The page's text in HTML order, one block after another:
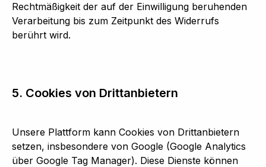
Rechtmäßigkeit der auf der Einwilligung beruhenden
Verarbeitung bis zum Zeitpunkt des Widerrufs
berührt wird.
5. Cookies von Drittanbietern
Unsere Plattform kann Cookies von Drittanbietern
setzen, insbesondere von Google (Google Analytics
über Google Tag Manager). Diese Dienste können